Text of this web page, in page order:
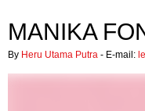
MANIKA
By Heru Utama Putra - E-mail: